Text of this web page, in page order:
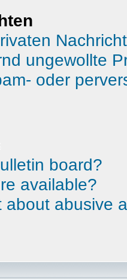
ungewollte
oder
board?
available?
abusive